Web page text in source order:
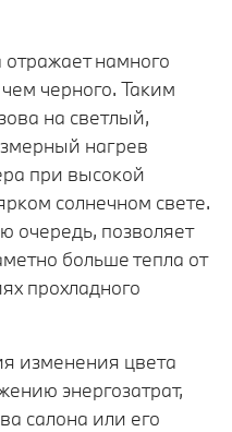
отражает намного
черного. Таким
на светлый,
нагрев
при высокой
солнечном свете.
очередь, позволяет
больше тепла от
прохладного
изменения цвета
энергозатрат,
салона или его